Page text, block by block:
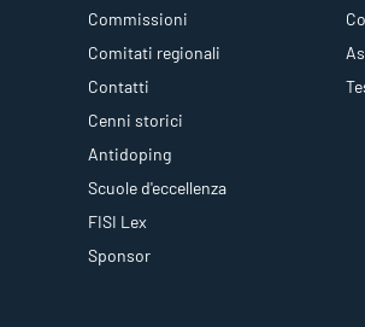
Commissioni
Comitati regionali
Contatti
Cenni storici
Antidoping
Scuole d'eccellenza
FISI Lex
Sponsor